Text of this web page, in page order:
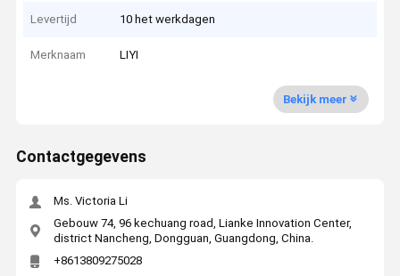
Levertijd 10 het werkdagen
Merknaam LIYI
Bekijk meer
Contactgegevens
Ms. Victoria Li
Gebouw 74, 96 kechuang road, Lianke Innovation Center,
district Nancheng, Dongguan, Guangdong, China.
+8613809275028